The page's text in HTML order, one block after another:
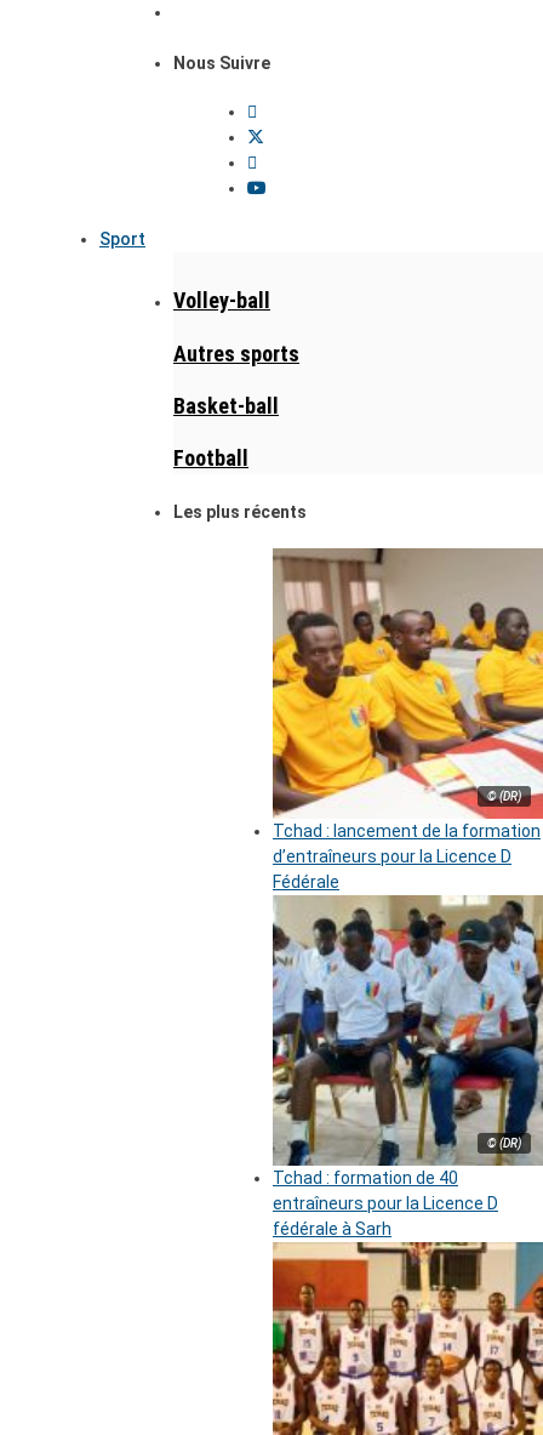
Nous Suivre
Sport
Volley-ball
Autres sports
Basket-ball
Football
Les plus récents
© (DR)
Tchad : lancement de la formation
d’entraîneurs pour la Licence D
Fédérale
© (DR)
Tchad : formation de 40
entraîneurs pour la Licence D
fédérale à Sarh